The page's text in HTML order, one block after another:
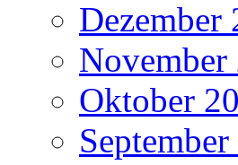
Dezember
November
Oktober